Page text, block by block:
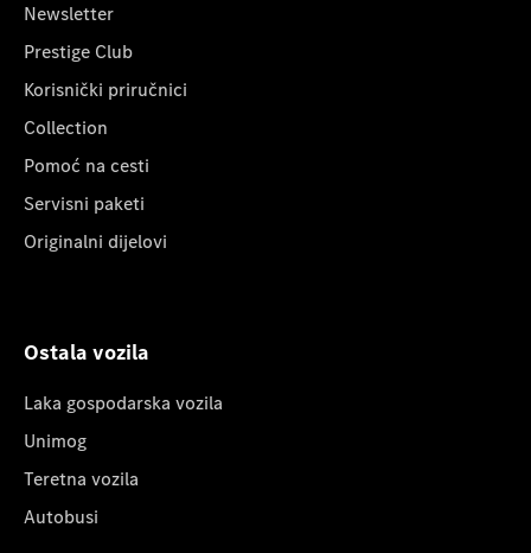
Newsletter
Prestige Club
Korisnički priručnici
Collection
Pomoć na cesti
Servisni paketi
Originalni dijelovi
Ostala vozila
Laka gospodarska vozila
Unimog
Teretna vozila
Autobusi